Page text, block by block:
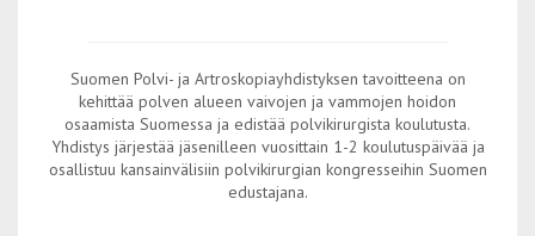
Suomen Polvi- ja Artroskopiayhdistyksen tavoitteena on
kehittää polven alueen vaivojen ja vammojen hoidon
osaamista Suomessa ja edistää polvikirurgista koulutusta.
Yhdistys järjestää jäsenilleen vuosittain 1-2 koulutuspäivää ja
osallistuu kansainvälisiin polvikirurgian kongresseihin Suomen
edustajana.